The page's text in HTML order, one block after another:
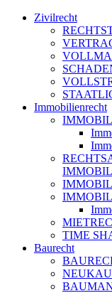
Zivilrecht
Immobilienrecht
TIME
Baurecht